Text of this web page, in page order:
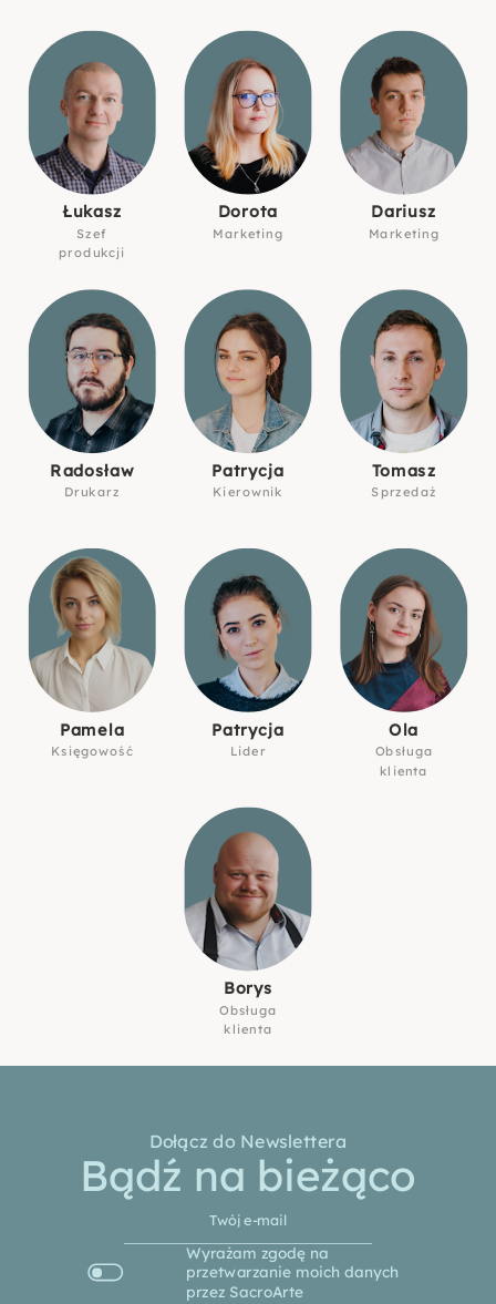
Łukasz
Szef
produkcji
Dorota
Marketing
Dariusz
Marketing
Radosław
Drukarz
Patrycja
Kierownik
Tomasz
Sprzedaż
Pamela
Księgowość
Patrycja
Lider
Ola
Obsługa
klienta
Borys
Obsługa
klienta
Dołącz do Newslettera
Bądź na bieżąco
Wyrażam zgodę na
przetwarzanie moich danych
przez SacroArte